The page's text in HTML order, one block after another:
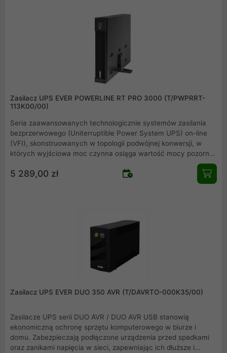
Zasilacz UPS EVER POWERLINE RT PRO 3000 (T/PWPRRT-
113K00/00)
Seria zaawansowanych technologicznie systemów zasilania
bezprzerwowego (Uniterruptible Power System UPS) on-line
(VFI), skonstruowanych w topologii podwójnej konwersji, w
których wyjściowa moc czynna osiąga wartość mocy pozornej.
Zasilacz z serii POWERLINE RT PRO 3000 chroni wrażliwe
urządzenia i systemy przed podstawowymi problemami
5 289,00 zł
Zasilacz UPS EVER DUO 350 AVR (T/DAVRTO-000K35/00)
Zasilacze UPS serii DUO AVR / DUO AVR USB stanowią
ekonomiczną ochronę sprzętu komputerowego w biurze i
domu. Zabezpieczają podłączone urządzenia przed spadkami
oraz zanikami napięcia w sieci, zapewniając ich dłuższe i